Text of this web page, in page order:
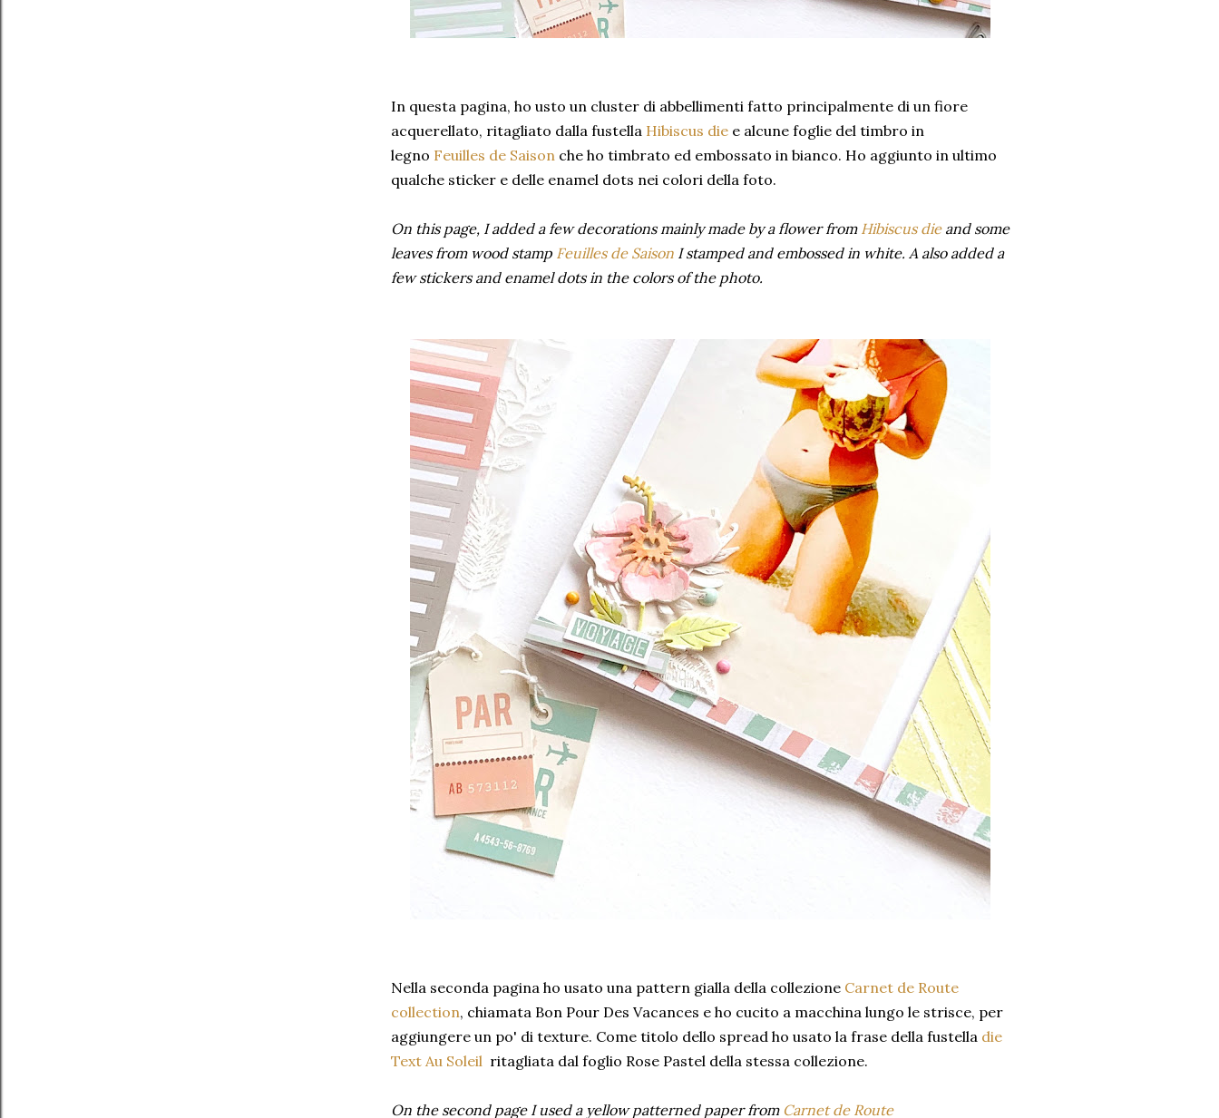
In questa pagina, ho usto un cluster di abbellimenti fatto principalmente di un fiore
acquerellato, ritagliato dalla fustella Hibiscus die e alcune foglie del timbro in
legno Feuilles de Saison che ho timbrato ed embossato in bianco. Ho aggiunto in ultimo
qualche sticker e delle enamel dots nei colori della foto.
On this page, I added a few decorations mainly made by a flower from Hibiscus dieand some
leaves from wood stamp Feuilles de Saison I stamped and embossed in white. A also added a
few stickers and enamel dots in the colors of the photo.
Nella seconda pagina ho usato una pattern gialla della collezione Carnet de Route
collection, chiamata Bon Pour Des Vacances e ho cucito a macchina lungo le strisce, per
aggiungere un po' di texture. Come titolo dello spread ho usato la frase della fustella die
Text Au Soleil ritagliata dal foglio Rose Pastel della stessa collezione.
On the second page I used a yellow patterned paper from Carnet de Route